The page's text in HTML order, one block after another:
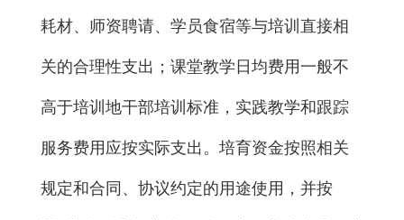
耗材、师资聘请、学员食宿等与培训直接相
关的合理性支出；课堂教学日均费用一般不
高于培训地干部培训标准，实践教学和跟踪
服务费用应按实际支出。培育资金按照相关
规定和合同、协议约定的用途使用 ，并按